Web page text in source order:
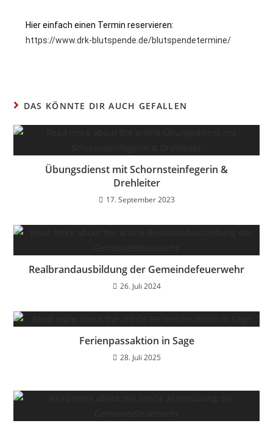
Hier einfach einen Termin reservieren:
https://www.drk-blutspende.de/blutspendetermine/
DAS KÖNNTE DIR AUCH GEFALLEN
Übungsdienst mit Schornsteinfegerin &
Drehleiter
17. September 2023
Realbrandausbildung der Gemeindefeuerwehr
26. Juli 2024
Ferienpassaktion in Sage
28. Juli 2025